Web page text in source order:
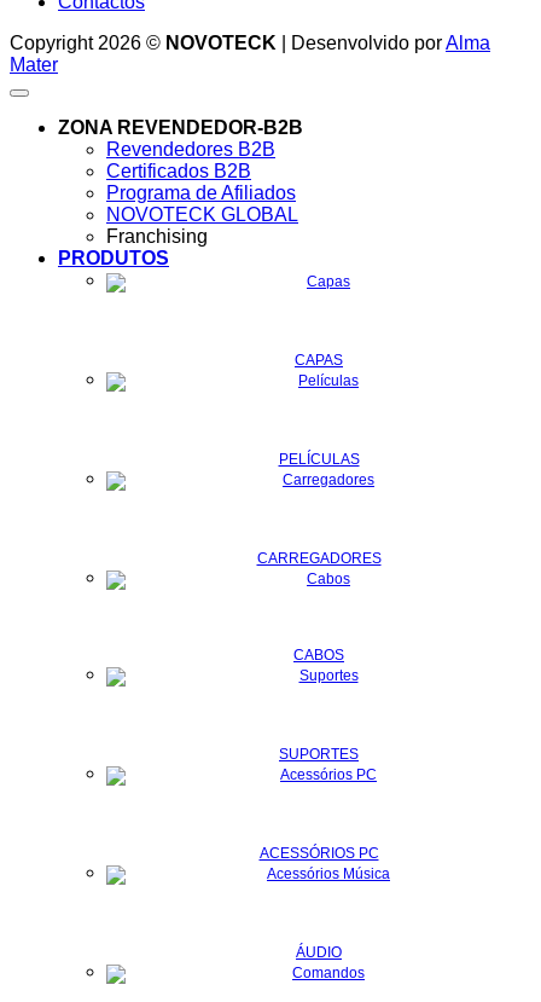
Copyright 2026 © NOVOTECK | Desenvolvido porAlma
Mater
ZONA REVENDEDOR-B2B
Revendedores B2B
Certificados B2B
Programa de Afiliados
NOVOTECK GLOBAL
Franchising
PRODUTOS
CAPAS
PELÍCULAS
CARREGADORES
CABOS
SUPORTES
ACESSÓRIOS PC
ÁUDIO